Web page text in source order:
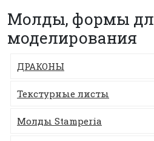
Молды, формы
моделирования
ДРАКОНЫ
Текстурные листы
Молды Stamperia